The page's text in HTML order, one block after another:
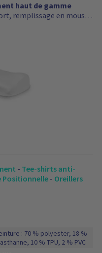
haut de gamme
remplissage en mousse
- Tee-shirts anti-
Positionnelle - Oreillers
: 70 % polyester, 18 %
10 % TPU, 2 % PVC